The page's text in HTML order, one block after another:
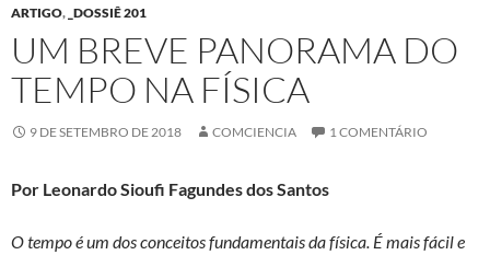
ARTIGO, _DOSSIÊ 201
UM BREVE PANORAMA DO
TEMPO NA FÍSICA
9 DE SETEMBRO DE 2018 COMCIENCIA 1 COMENTÁRIO
Por Leonardo Sioufi Fagundes dos Santos
O tempo é um dos conceitos fundamentais da física. É mais fácil e